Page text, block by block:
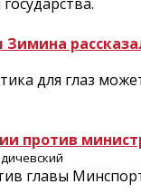
Зимина
для глаз
против
главы